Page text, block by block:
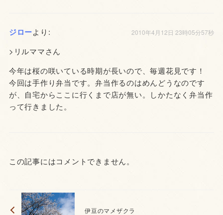
ジローより: 2010年4月12日 23時05分57秒
>リルママさん
今年は桜の咲いている時期が長いので、毎週花見です！
今回は手作り弁当です。弁当作るのはめんどうなのです
が、自宅からここに行くまで店が無い。しかたなく弁当作
って行きました。
この記事にはコメントできません。
伊豆のマメザクラ